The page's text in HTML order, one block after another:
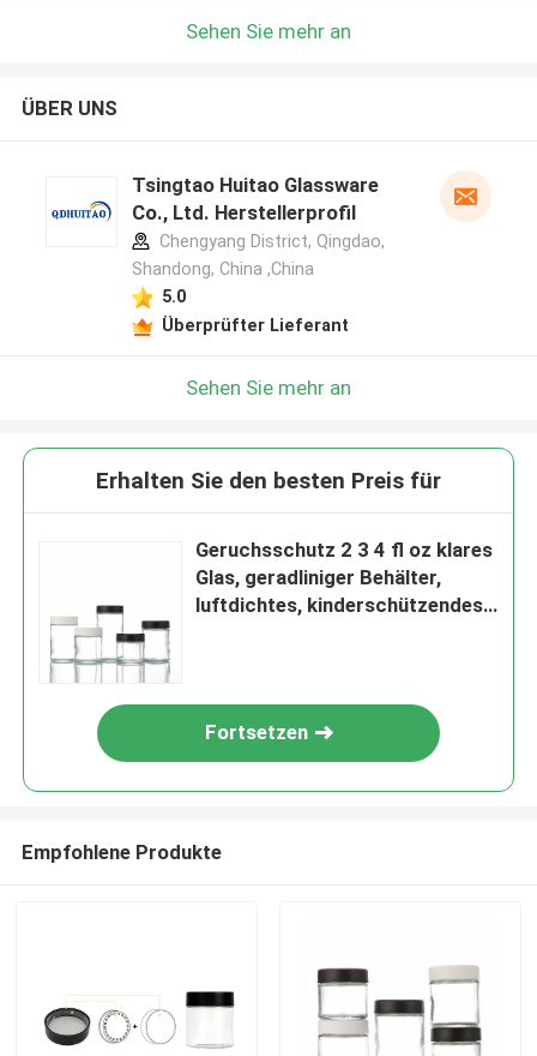
Sehen Sie mehr an
ÜBER UNS
Tsingtao Huitao Glassware
Co., Ltd. Herstellerprofil
Chengyang District, Qingdao,
Shandong, China ,China
5.0
Überprüfter Lieferant
Sehen Sie mehr an
Erhalten Sie den besten Preis für
Geruchsschutz 2 3 4 fl oz klares
Glas, geradliniger Behälter,
luftdichtes, kinderschützendes
Fortsetzen
Empfohlene Produkte